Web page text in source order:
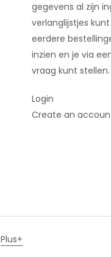
gegevens al zijn
verlanglijstjes
eerdere
inzien en je via
vraag kunt stellen.
Login
Create an
Plus+